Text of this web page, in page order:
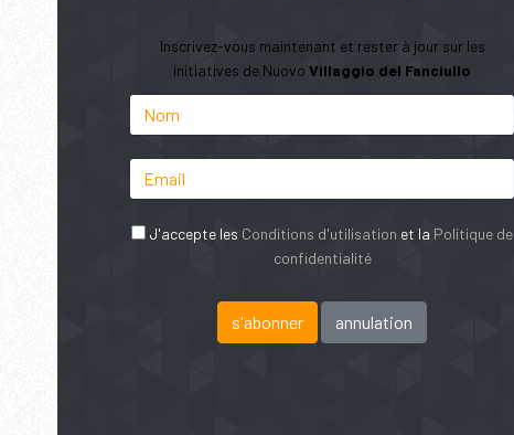
Inscrivez-vous maintenant et rester à jour sur les
initiatives de Nuovo Villaggio del Fanciullo
J'accepte les Conditions d'utilisation et la Politique de
confidentialité